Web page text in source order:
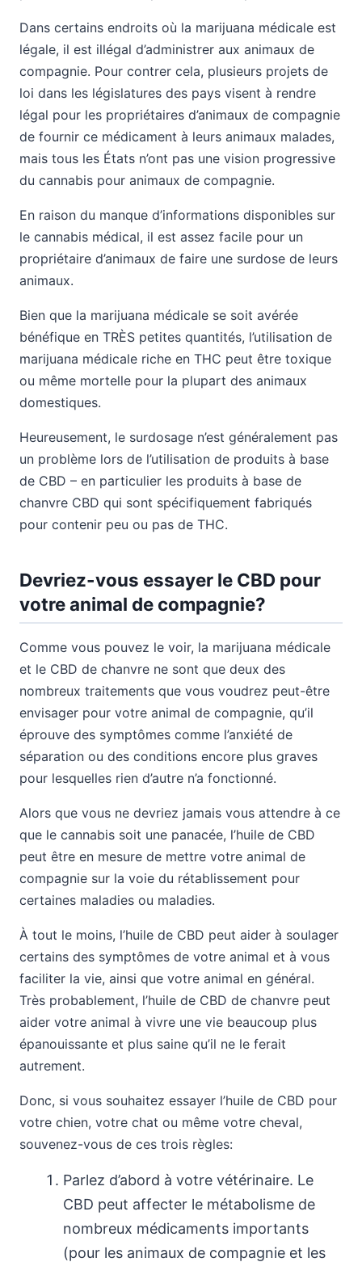
Dans certains endroits où la marijuana médicale est
légale, il est illégal d’administrer aux animaux de
compagnie. Pour contrer cela, plusieurs projets de
loi dans les législatures des pays visent à rendre
légal pour les propriétaires d’animaux de compagnie
de fournir ce médicament à leurs animaux malades,
mais tous les États n’ont pas une vision progressive
du cannabis pour animaux de compagnie.
En raison du manque d’informations disponibles sur
le cannabis médical, il est assez facile pour un
propriétaire d’animaux de faire une surdose de leurs
animaux.
Bien que la marijuana médicale se soit avérée
bénéfique en TRÈS petites quantités, l’utilisation de
marijuana médicale riche en THC peut être toxique
ou même mortelle pour la plupart des animaux
domestiques.
Heureusement, le surdosage n’est généralement pas
un problème lors de l’utilisation de produits à base
de CBD – en particulier les produits à base de
chanvre CBD qui sont spécifiquement fabriqués
pour contenir peu ou pas de THC.
Devriez-vous essayer le CBD pour
votre animal de compagnie?
Comme vous pouvez le voir, la marijuana médicale
et le CBD de chanvre ne sont que deux des
nombreux traitements que vous voudrez peut-être
envisager pour votre animal de compagnie, qu’il
éprouve des symptômes comme l’anxiété de
séparation ou des conditions encore plus graves
pour lesquelles rien d’autre n’a fonctionné.
Alors que vous ne devriez jamais vous attendre à ce
que le cannabis soit une panacée, l’huile de CBD
peut être en mesure de mettre votre animal de
compagnie sur la voie du rétablissement pour
certaines maladies ou maladies.
À tout le moins, l’huile de CBD peut aider à soulager
certains des symptômes de votre animal et à vous
faciliter la vie, ainsi que votre animal en général.
Très probablement, l’huile de CBD de chanvre peut
aider votre animal à vivre une vie beaucoup plus
épanouissante et plus saine qu’il ne le ferait
autrement.
Donc, si vous souhaitez essayer l’huile de CBD pour
votre chien, votre chat ou même votre cheval,
souvenez-vous de ces trois règles:
Parlez d’abord à votre vétérinaire. Le
CBD peut affecter le métabolisme de
nombreux médicaments importants
(pour les animaux de compagnie et les